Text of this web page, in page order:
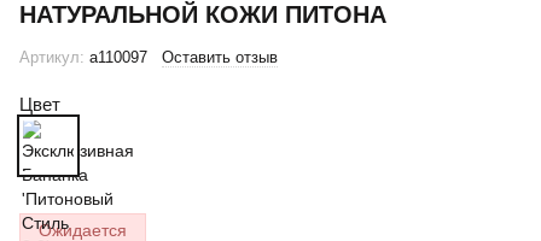
НАТУРАЛЬНОЙ КОЖИ ПИТОНА
Артикул: a110097 Оставить отзыв
Цвет
Ожидается